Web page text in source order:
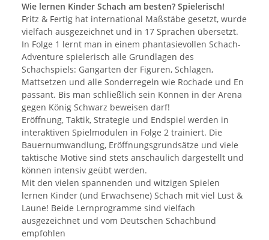
Wie lernen Kinder Schach am besten? Spielerisch!
Fritz & Fertig hat international Maßstäbe gesetzt, wurde
vielfach ausgezeichnet und in 17 Sprachen übersetzt.
In Folge 1 lernt man in einem phantasievollen Schach-
Adventure spielerisch alle Grundlagen des
Schachspiels: Gangarten der Figuren, Schlagen,
Mattsetzen und alle Sonderregeln wie Rochade und En
passant. Bis man schließlich sein Können in der Arena
gegen König Schwarz beweisen darf!
Eröffnung, Taktik, Strategie und Endspiel werden in
interaktiven Spielmodulen in Folge 2 trainiert. Die
Bauernumwandlung, Eröffnungsgrundsätze und viele
taktische Motive sind stets anschaulich dargestellt und
können intensiv geübt werden.
Mit den vielen spannenden und witzigen Spielen
lernen Kinder (und Erwachsene) Schach mit viel Lust &
Laune! Beide Lernprogramme sind vielfach
ausgezeichnet und vom Deutschen Schachbund
empfohlen